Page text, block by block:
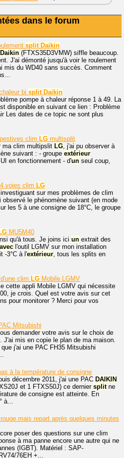
dans le forum
split Daikin
Daikin (FTXS35D3VMW) siffle beaucoup.
J'ai démonté jusqu'à voir le roulement
mis du WD40 sans succès. Comment
bi split Daikin
pompe à chaleur réponse 1 à 49. La
disponible en suivant ce lien : Problème
Les dates de ce topic ne sont plus
clim LG multisplit
ma clim multipslit LG , j'ai pu observer à
suivant : - groupe extérieur
en fonctionnement - d'un seul coup,
voies clim LG
sur mes problèmes de clim
le phénomène suivant (en mode
les 5 à une consigne de 18°C, le groupe
MU5M40
qu'à tous. Je joins ici un extrait des
avec l'outil LGMV sur mon installation
-3°C à l'extérieur , tous les splits en
clim LG Mobile LGMV
cette appli Mobile LGMV qui nécessite
je crois. Quel est votre avis sur cet
pour monitorer ? Merci pour vos
Mitsubishi
demander votre avis sur le choix de
J'ai mis en copie le plan de ma maison.
j'ai une PAC FH35 Mitsubishi
à la température de consigne
décembre 2011, j'ai une PAC DAIKIN
et 1 FTXS50J) ce dernier split ne
de consigne est atteinte. En
mais repart après quelques minutes
poser des questions sur une clim
à ma panne encore une autre qui ne
(IGBT). Matériel : SAP-
76EH +...